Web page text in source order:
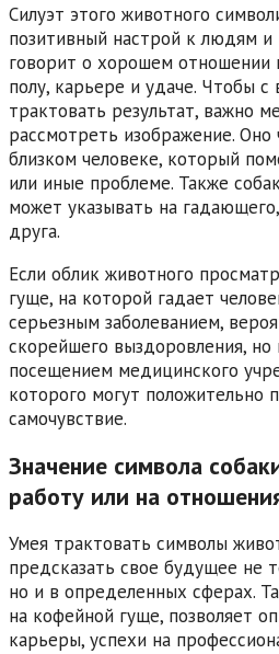
Силуэт этого животного
позитивный настрой к людям
говорит о хорошем отношении
полу, карьере и удаче. Чтобы
трактовать результат, важно
рассмотреть изображение. Оно
близком человеке, который
или иные проблеме. Также
может указывать на
друга.
Если облик животного
гуще, на которой гадает
серьезным заболеванием,
скорейшего выздоровления,
посещением медицинского
которого могут положительно
самочувствие.
Значение символа
работу или на
Умея трактовать символы
предсказать свое будущее не
но и в определенных сферах.
на кофейной гуще, позволяет
карьеры, успехи на